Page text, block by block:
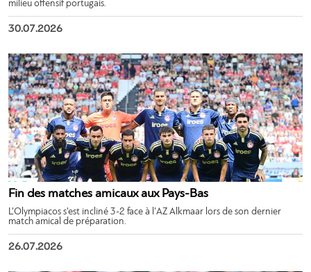
milieu offensif portugais.
30.07.2026
Fin des matches amicaux aux Pays-Bas
L’Olympiacos s’est incliné 3-2 face à l’AZ Alkmaar lors de son dernier
match amical de préparation.
26.07.2026